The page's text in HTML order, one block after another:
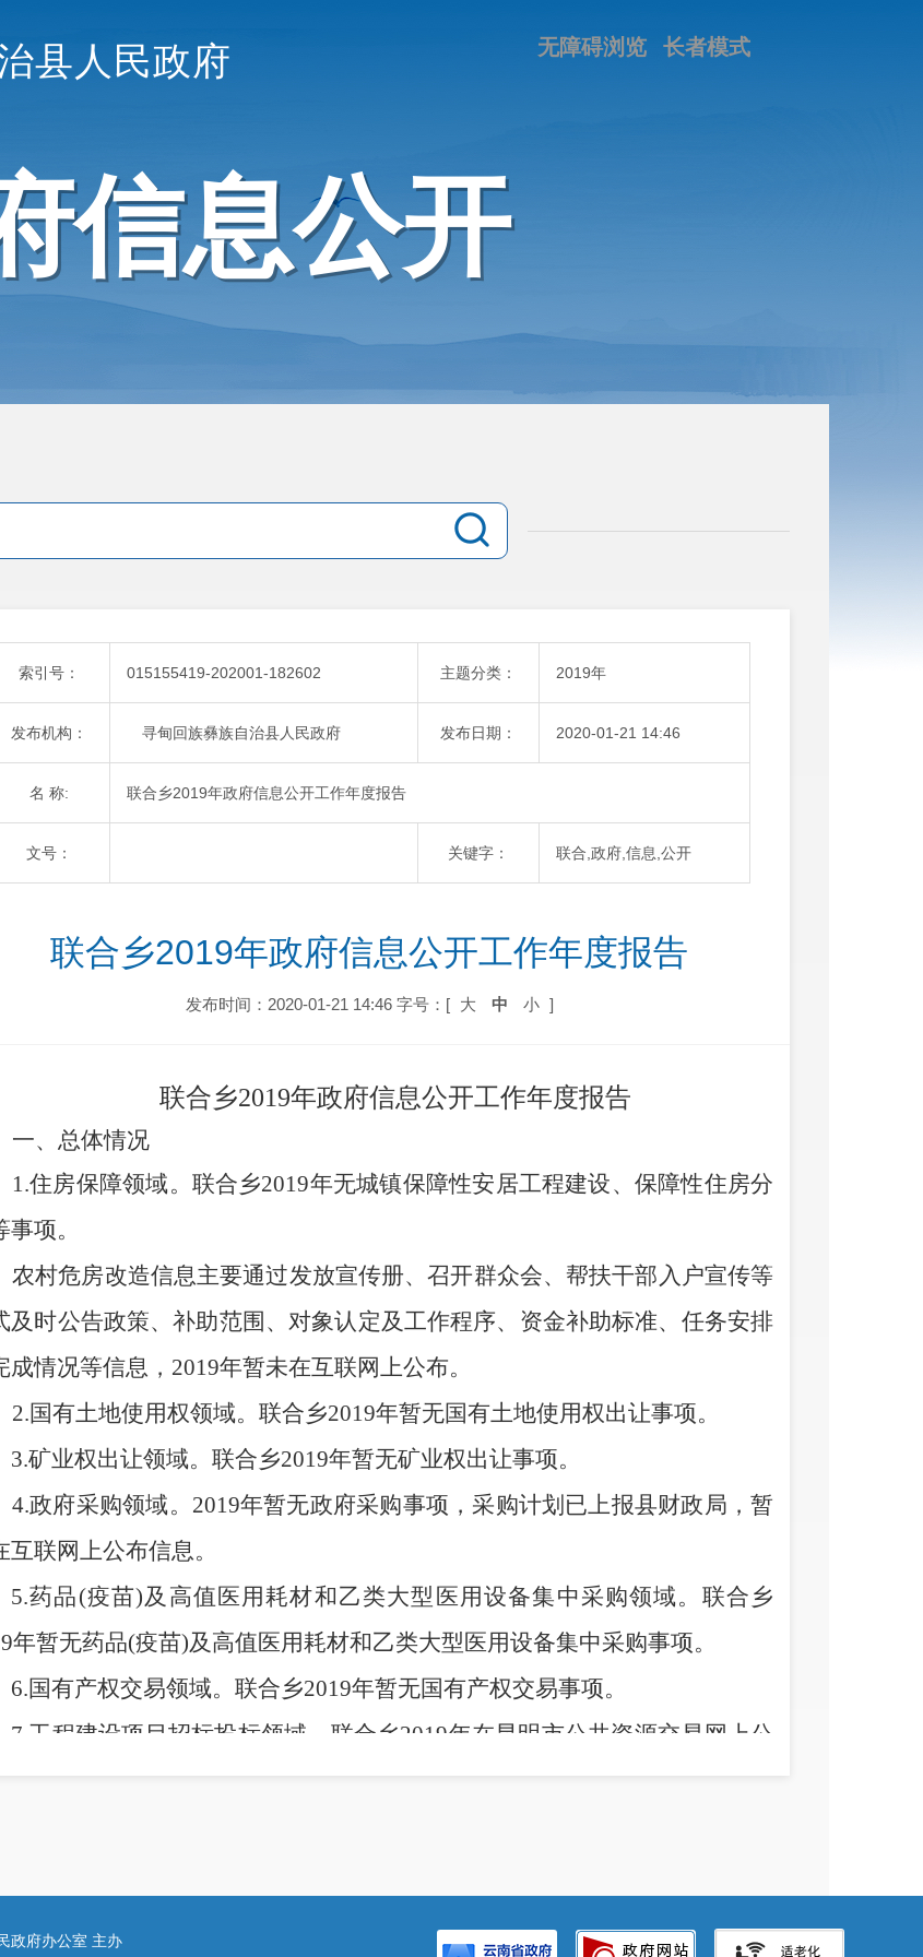
长者模式
无障碍浏览
县人民政府
信息公开
索引号： 015155419-202001-182602 主题分类： 2019年
发布机构： 寻甸回族彝族自治县人民政府 发布日期： 2020-01-21 14:46
名 称: 联合乡2019年政府信息公开工作年度报告
文号： 关键字： 联合,政府,信息,公开
联合乡2019年政府信息公开工作年度报告
发布时间：2020-01-21 14:46 字号：[ 大 中 小 ]
联合乡2019年政府信息公开工作年度报告
一、总体情况
1.住房保障领域。联合乡2019年无城镇保障性安居工程建设、保障性住房分
事项。
农村危房改造信息主要通过发放宣传册、召开群众会、 帮扶干部入户宣传等
及时公告政策、补助范围、对象认定及工作程序、资金补助标准、任务安排
成情况等信息 ， 2019年暂未在互联网上公布。
2.国有土地使用权领域。 联合乡2019年暂无国有土地使用权出让事项。
3.矿业权出让领域。 联合乡2019年暂无矿业权出让事项。
4.政府采购领域。 2019年暂无政府采购事项，采购计划已上报县财政局，暂
互联网上公布信息。
5.药品(疫苗)及高值医用耗材和乙类大型医用设备集中采购领域。 联合乡
年暂无药品(疫苗)及高值医用耗材和乙类大型医用设备集中采购事项。
6.国有产权交易领域。 联合乡2019年暂无国有产权交易事项。
7 工程建设项目招标投标领域。联合乡2019年在昆明市公共资源交易网上公
政府办公室 主办